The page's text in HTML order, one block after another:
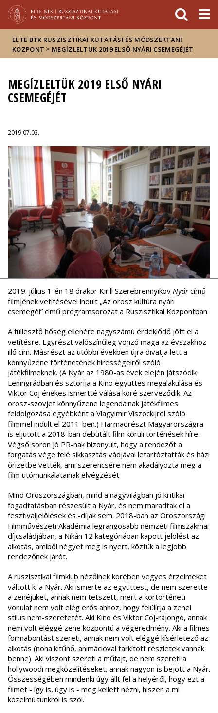
Hírek
Események
ELTE a
sajtóban
ELTE BTK RUSZISZTIKAI KUTATÁSI ÉS MÓDSZERTANI
KÖZPONT > MEGÍZLELTÜK 2019 ELSŐ NYÁRI CSEMEGÉJÉT
MEGÍZLELTÜK 2019 ELSŐ NYÁRI
CSEMEGÉJÉT
2019.07.03.
2019. július 1-én 18 órakor Kirill Szerebrennyikov Nyárcímű
filmjének vetítésével indult „Az orosz kultúra nyári
csemegéi” című programsorozat a Ruszisztikai Központban.
A füllesztő hőség ellenére nagyszámú érdeklődő jött el a
vetítésre. Egyrészt valószínűleg vonzó maga az évszakhoz
illő cím. Másrészt az utóbbi években újra divatja lett a
könnyűzene történetének hírességeiről szóló
játékfilmeknek. (A Nyár az 1980-as évek elején játszódik
Leningrádban és sztorija a Kino együttes megalakulása és
Viktor Coj énekes ismertté válása köré szerveződik. Az
orosz-szovjet könnyűzene legendáinak játékfilmes
feldolgozása egyébként a Vlagyimir Viszockijról szóló
filmmel indult el 2011-ben.) Harmadrészt Magyarországra
is eljutott a 2018-ban debütált film körüli történések híre.
Végső soron jó PR-nak bizonyult, hogy a rendezőt a
forgatás vége felé sikkasztás vádjával letartóztatták és házi
őrizetbe vették, ami szerencsére nem akadályozta meg a
film utómunkálatainak elvégzését.
Mind Oroszországban, mind a nagyvilágban jó kritikai
fogadtatásban részesült a Nyár, és nem maradtak el a
fesztiváljelölések és -díjak sem. 2018-ban az Oroszországi
Filmművészeti Akadémia legrangosabb nemzeti filmszakmai
díjcsaládjában, a Nikán 12 kategóriában kapott jelölést az
alkotás, amiből négyet meg is nyert, köztük a legjobb
rendezőnek járót.
A ruszisztikai filmklub nézőinek körében vegyes érzelmeket
váltott ki a Nyár. Aki ismerte az együttest, de nem szerette
a zenéjüket, annak nem tetszett, mert a kortörténeti
vonulat nem volt elég erős ahhoz, hogy felülírja a zenei
stílus nem-szeretetét. Aki Kino és Viktor Coj-rajongó, annak
nem volt eléggé zene központú a végeredmény. Aki a filmes
formabontást szereti, annak nem volt eléggé kísérletező az
alkotás (noha kitűnő, animációval tarkított részletek vannak
benne). Aki viszont szereti a műfajt, de nem szereti a
hollywoodi megközelítéseket, annak nagyon is bejött a Nyár.
Összességében mindenki úgy állt fel a helyéről, hogy ezt a
filmet - így is, úgy is - meg kellett nézni, hiszen a mi
közelmúltunkról is szól.